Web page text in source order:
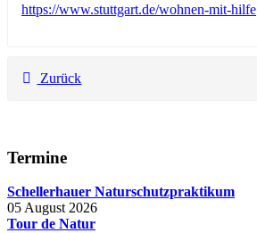
https://www.stuttgart.de/wohnen-mit-hilfe
Zurück
Termine
Schellerhauer Naturschutzpraktikum
05 August 2026
Tour de Natur